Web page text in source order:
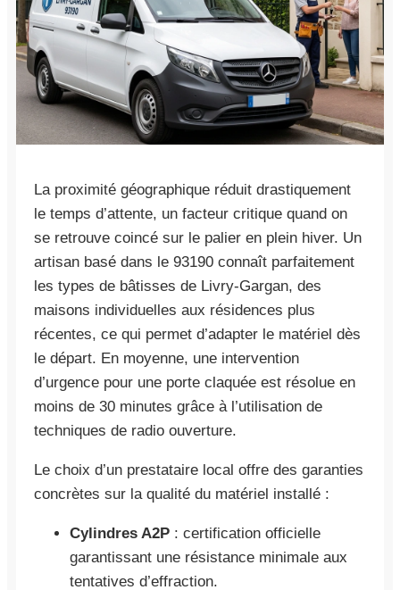
La proximité géographique réduit drastiquement
le temps d’attente, un facteur critique quand on
se retrouve coincé sur le palier en plein hiver. Un
artisan basé dans le 93190 connaît parfaitement
les types de bâtisses de Livry-Gargan, des
maisons individuelles aux résidences plus
récentes, ce qui permet d’adapter le matériel dès
le départ. En moyenne, une intervention
d’urgence pour une porte claquée est résolue en
moins de 30 minutes grâce à l’utilisation de
techniques de radio ouverture.
Le choix d’un prestataire local offre des garanties
concrètes sur la qualité du matériel installé :
Cylindres A2P : certification officielle
garantissant une résistance minimale aux
tentatives d’effraction.